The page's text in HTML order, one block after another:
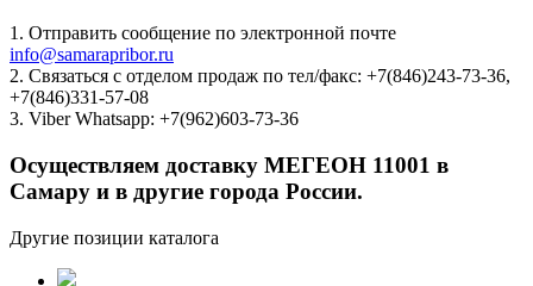
1. Отправить сообщение по электронной почте
info@samarapribor.ru
2. Связаться с отделом продаж по тел/факс: +7(846)243-73-36,
+7(846)331-57-08
3. Viber Whatsapp: +7(962)603-73-36
Осуществляем доставку МЕГЕОН 11001 в
Самару и в другие города России.
Другие позиции каталога